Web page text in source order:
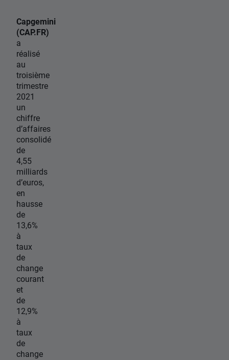
Capgemini
(CAP.FR)
a
réalisé
au
troisième
trimestre
2021
un
chiffre
d’affaires
consolidé
de
4,55
milliards
d’euros,
en
hausse
de
13,6%
à
taux
de
change
courant
et
de
12,9%
à
taux
de
change